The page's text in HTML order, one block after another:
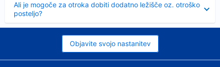
Ali je mogoče za otroka dobiti dodatno ležišče oz. otroško
posteljo?
Objavite svojo nastanitev